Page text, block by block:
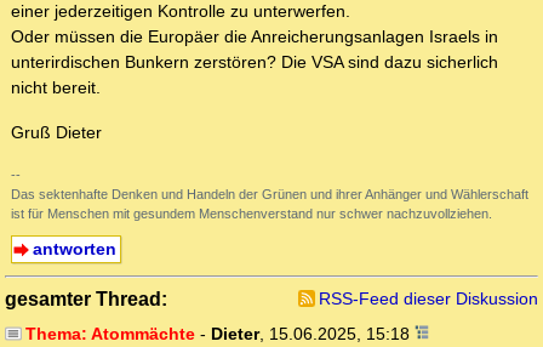
einer jederzeitigen Kontrolle zu unterwerfen.
Oder müssen die Europäer die Anreicherungsanlagen Israels in
unterirdischen Bunkern zerstören? Die VSA sind dazu sicherlich
nicht bereit.
Gruß Dieter
--
Das sektenhafte Denken und Handeln der Grünen und ihrer Anhänger und Wählerschaft
ist für Menschen mit gesundem Menschenverstand nur schwer nachzuvollziehen.
antworten
gesamter Thread:
RSS-Feed dieser Diskussion
Thema: Atommächte- Dieter, 15.06.2025, 15:18